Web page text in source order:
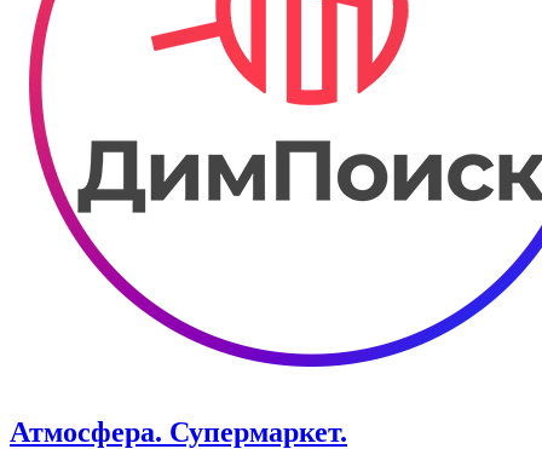
Атмосфера. Супермаркет.